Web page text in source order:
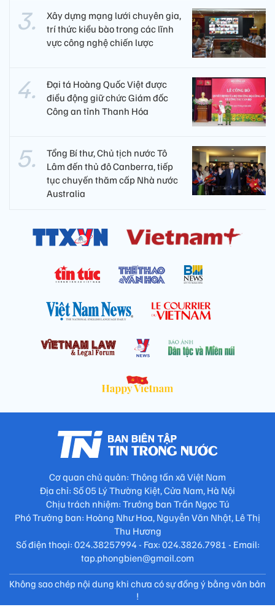
Xây dựng mạng lưới chuyên gia,
trí thức kiều bào trong các lĩnh
vực công nghệ chiến lược
Đại tá Hoàng Quốc Việt được
điều động giữ chức Giám đốc
Công an tỉnh Thanh Hóa
Tổng Bí thư, Chủ tịch nước Tô
Lâm đến thủ đô Canberra, tiếp
tục chuyến thăm cấp Nhà nước
Australia
Cơ quan chủ quản: Thông tấn xã Việt Nam
Địa chỉ: Số 05 Lý Thường Kiệt, Cửa Nam, Hà Nội
Chịu trách nhiệm: Trưởng ban Trần Ngọc Tú
Phó Trưởng ban: Hoàng Như Hoa, Nguyễn Văn Nhật, Lê Thị
Thu Hương
Số điện thoại: 024.38257994 - Fax: 024.3826.7981 - Email:
tap.phongbien@gmail.com
Không sao chép nội dung khi chưa có sự đồng ý bằng văn bản
!